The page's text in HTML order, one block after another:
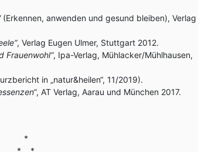
(Erkennen, anwenden und gesund bleiben), Verlag
, Verlag Eugen Ulmer, Stuttgart 2012.
Frauenwohl“, Ipa-Verlag, Mühlacker/Mühlhausen,
in „natur&heilen“, 11/2019).
, AT Verlag, Aarau und München 2017.
*